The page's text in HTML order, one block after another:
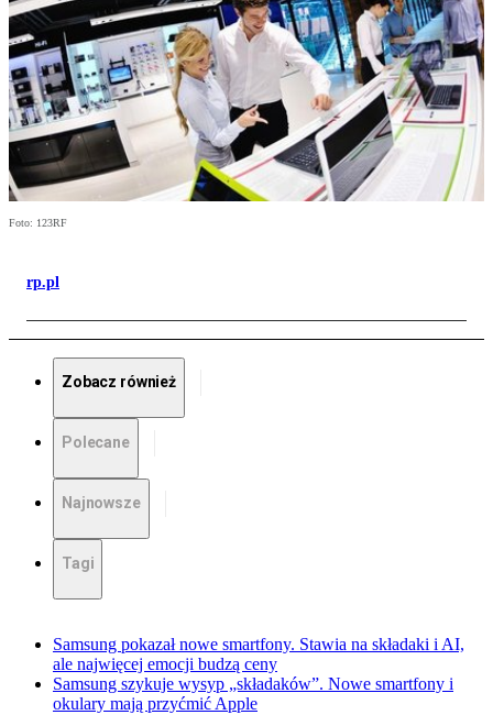
Foto: 123RF
rp.pl
Zobacz również
Polecane
Najnowsze
Tagi
Samsung pokazał nowe smartfony. Stawia na składaki i AI,
ale najwięcej emocji budzą ceny
Samsung szykuje wysyp „składaków”. Nowe smartfony i
okulary mają przyćmić Apple